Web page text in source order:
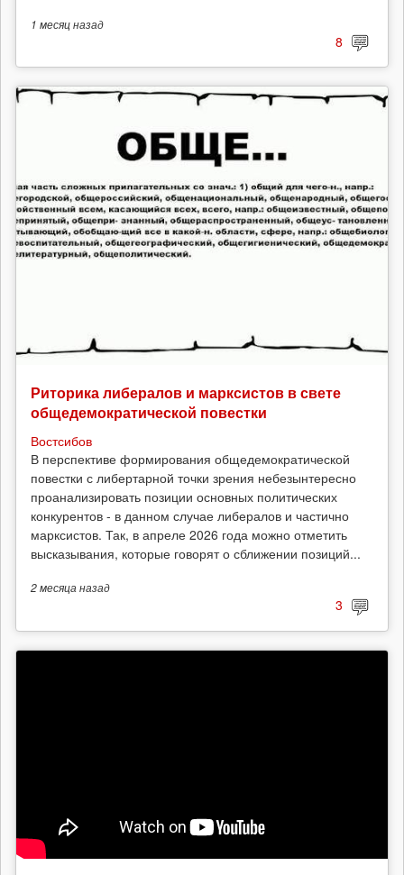
1 месяцназад
8
Риторика либералов и марксистов в свете
общедемократической повестки
Востсибов
В перспективе формирования общедемократической
повестки с либертарной точки зрения небезынтересно
проанализировать позиции основных политических
конкурентов - в данном случае либералов и частично
марксистов. Так, в апреле 2026 года можно отметить
высказывания, которые говорят о сближении позиций...
2 месяцаназад
3